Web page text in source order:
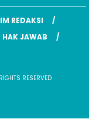
REDAKSI
HAK JAWAB
RESERVED